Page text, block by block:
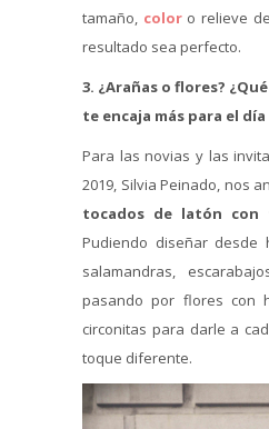
tamaño, coloro relieve
resultado sea perfecto.
3. ¿Arañas o flores?
te encaja más para el día
Para las novias y las
2019, Silvia Peinado, nos
tocados de latón con
Pudiendo diseñar desde
salamandras,
pasando por flores con
circonitas para darle a
toque diferente.